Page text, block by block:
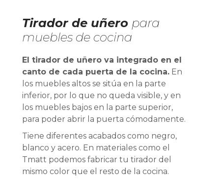
Tirador de uñero para
muebles de cocina
El tirador de uñero va integrado en el
canto de cada puerta de la cocina. En
los muebles altos se sitúa en la parte
inferior, por lo que no queda visible, y en
los muebles bajos en la parte superior,
para poder abrir la puerta cómodamente.
Tiene diferentes acabados como negro,
blanco y acero. En materiales como el
Tmatt podemos fabricar tu tirador del
mismo color que el resto de la cocina.